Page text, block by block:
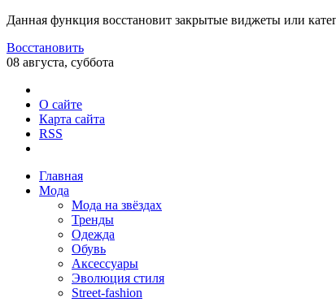
Данная функция восстановит закрытые виджеты или
Восстановить
08 августа, суббота
О сайте
Карта сайта
RSS
Главная
Мода
Мода на звёздах
Тренды
Одежда
Обувь
Аксессуары
Эволюция стиля
Street-fashion